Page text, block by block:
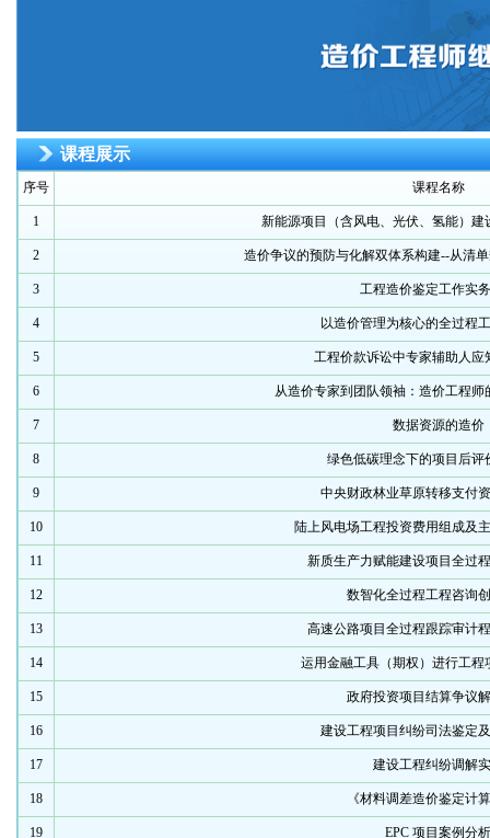
课程展示
序号 课程名称
1 新能源项目（含风电、光伏、氢能）建
2 造价争议的预防与化解双体系构建--从清
3 工程造价鉴定工作实
4 以造价管理为核心的全过程
5 工程价款诉讼中专家辅助人应
6 从造价专家到团队领袖：造价工程师
7 数据资源的造价
8 绿色低碳理念下的项目后评
9 中央财政林业草原转移支付
10 陆上风电场工程投资费用组成及
11 新质生产力赋能建设项目全过
12 数智化全过程工程咨询
13 高速公路项目全过程跟踪审计
14 运用金融工具（期权）进行工程
15 政府投资项目结算争议
16 建设工程项目纠纷司法鉴定
17 建设工程纠纷调解
18 《材料调差造价鉴定计
19 EPC 项目案例分析